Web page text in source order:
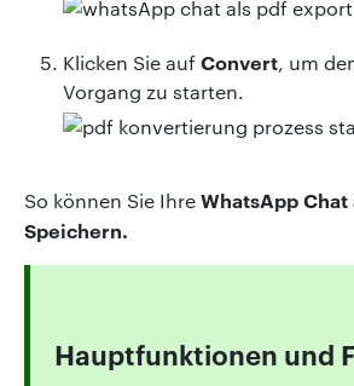
Klicken Sie aufConvert, um
Vorgang zu starten.
So können Sie IhreWhatsApp Chat
Speichern.
Hauptfunktionen und